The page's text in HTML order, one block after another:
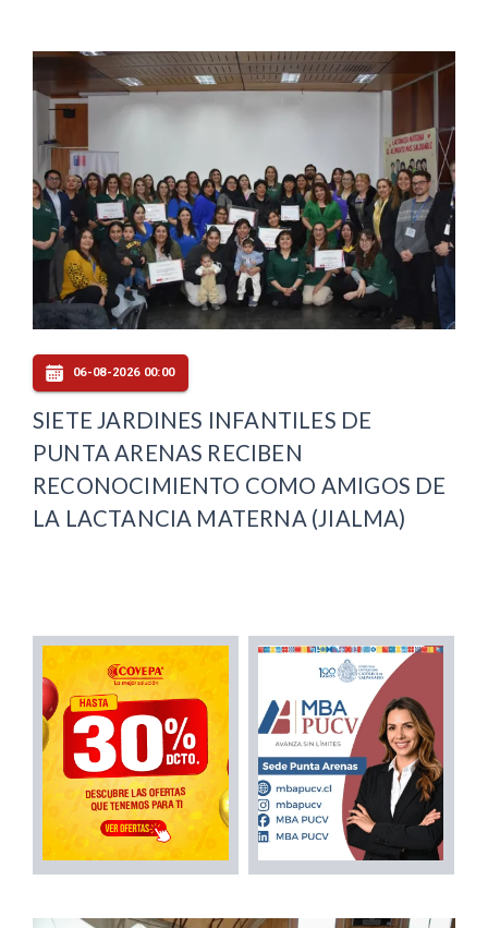
06-08-2026 00:00
SIETE JARDINES INFANTILES DE
PUNTA ARENAS RECIBEN
RECONOCIMIENTO COMO AMIGOS DE
LA LACTANCIA MATERNA (JIALMA)